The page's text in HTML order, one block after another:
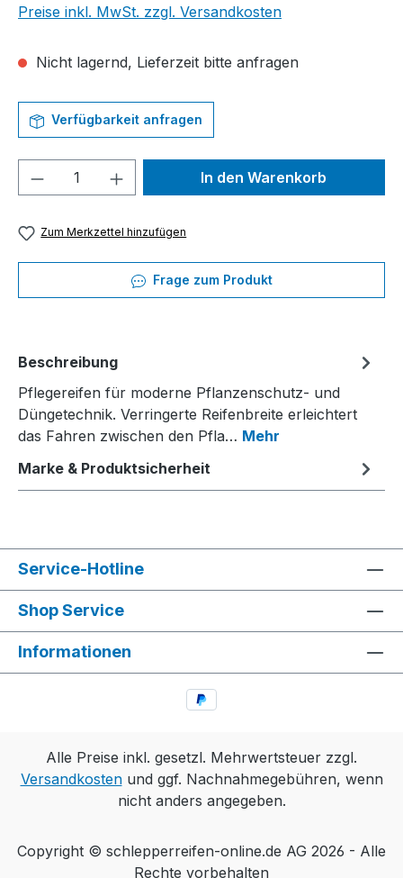
Preise inkl. MwSt. zzgl. Versandkosten
Nicht lagernd, Lieferzeit bitte anfragen
Verfügbarkeit anfragen
Produkt Anzahl: Gib denIn den Warenkorb
Zum Merkzettel hinzufügen
Frage zum Produkt
Beschreibung
Pflegereifen für moderne Pflanzenschutz- und
Düngetechnik. Verringerte Reifenbreite erleichtert
das Fahren zwischen den Pfla… Mehr
Marke & Produktsicherheit
Service-Hotline
Shop Service
Informationen
Alle Preise inkl. gesetzl. Mehrwertsteuer zzgl.
Versandkostenund ggf. Nachnahmegebühren, wenn
nicht anders angegeben.
Copyright © schlepperreifen-online.de AG 2026 - Alle
Rechte vorbehalten